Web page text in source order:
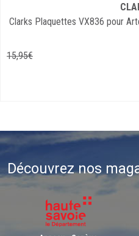
Clarks Plaquettes VX836 pour
15,95€
Découvrez nos